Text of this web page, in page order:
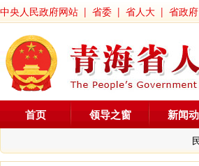
中央人民政府网站 | 省委 | 省人大 | 省政府
首页 领导之窗 新闻